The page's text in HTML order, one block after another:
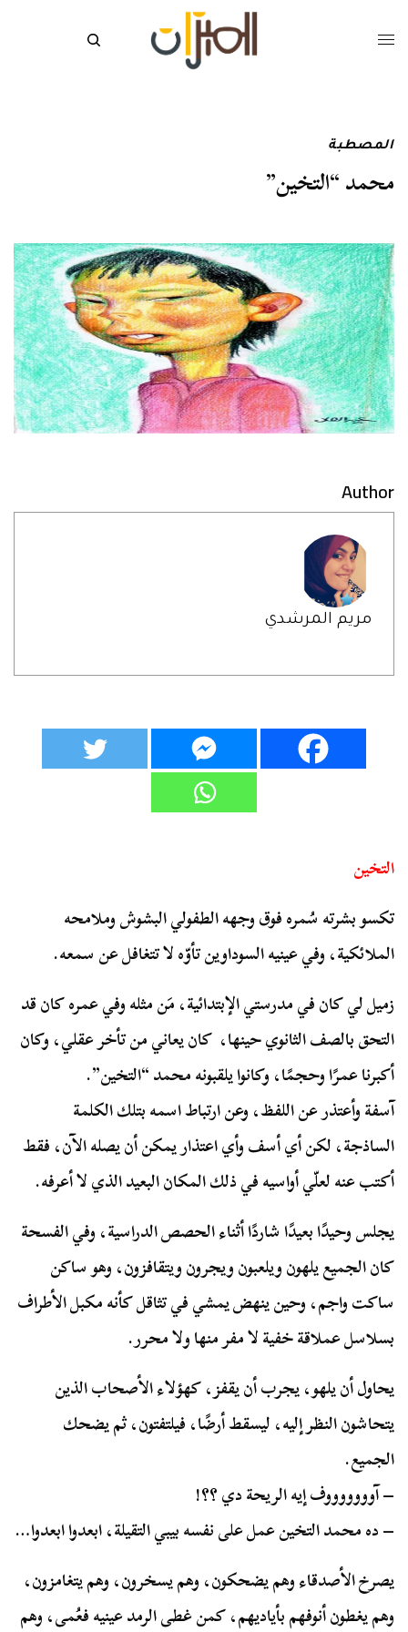
المصطبة
محمد “التخين”
Author
مريم المرشدي
التخين
تكسو بشرته سُمره فوق وجهه الطفولي البشوش وملامحه
الملائكية، وفي عينيه السوداوين تأوّه لا تتغافل عن سمعه.
زميل لي كان في مدرستي الإبتدائية، مَن مثله وفي عمره كان قد
التحق بالصف الثانوي حينها، كان يعاني من تأخر عقلي، وكان
أكبرنا عمرًا وحجمًا، وكانوا يلقبونه محمد “التخين”.
آسفة وأعتذر عن اللفظ، وعن ارتباط اسمه بتلك الكلمة
الساذجة، لكن أي أسف وأي اعتذار يمكن أن يصله الآن، فقط
أكتب عنه لعلّي أواسيه في ذلك المكان البعيد الذي لا أعرفه.
يجلس وحيدًا بعيدًا شاردًا أثناء الحصص الدراسية، وفي الفسحة
كان الجميع يلهون ويلعبون ويجرون ويتقافزون، وهو ساكن
ساكت واجم، وحين ينهض يمشي في تثاقل كأنه مكبل الأطراف
بسلاسل عملاقة خفية لا مفر منها ولا محرر.
يحاول أن يلهو، يجرب أن يقفز، كهؤلاء الأصحاب الذين
يتحاشون النظر إليه، ليسقط أرضًا، فيلتفتون، ثم يضحك
الجميع.
– آوووووووف إيه الريحة دي ؟؟!
– ده محمد التخين عمل على نفسه بيبي التقيلة، ابعدوا ابعدوا…
يصرخ الأصدقاء وهم يضحكون، وهم يسخرون، وهم يتغامزون،
وهم يغطون أنوفهم بأياديهم، كمن غطى الرمد عينيه فعُمى، وهم